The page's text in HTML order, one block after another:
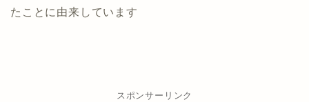
たことに由来しています
スポンサーリンク